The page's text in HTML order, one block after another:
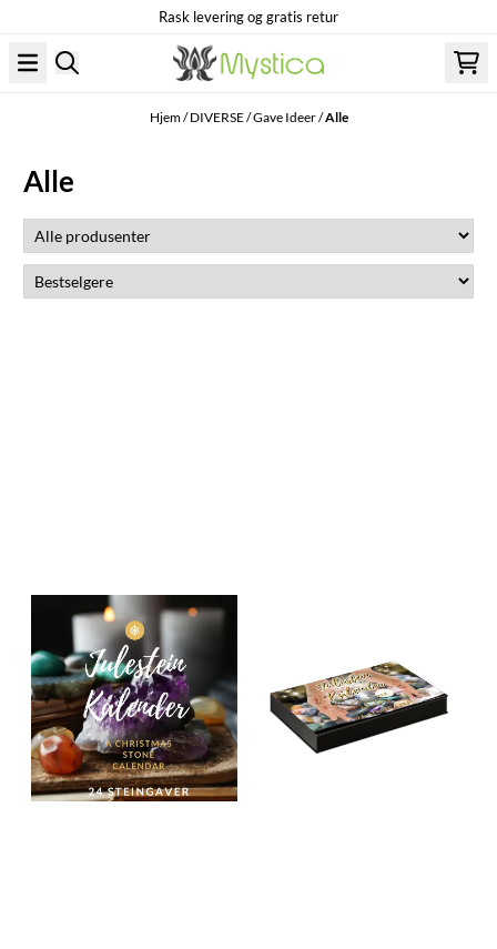
Rask levering og gratis retur
Hjem/DIVERSE/Gave Ideer/Alle
Alle